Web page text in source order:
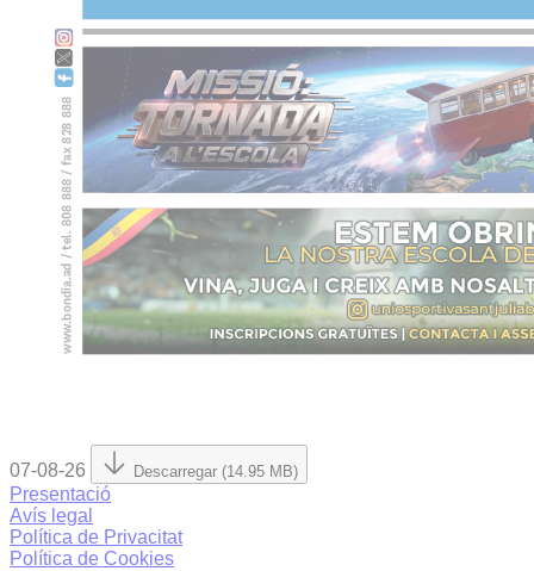
07-08-26 Descarregar (14.95 MB)
Presentació
Avís legal
Política de Privacitat
Política de Cookies